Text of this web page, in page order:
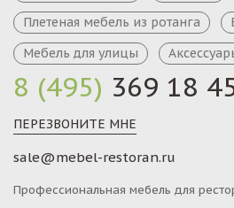
8 (495) 369 18
ПЕРЕЗВОНИТЕ МНЕ
sale@mebel-restoran.ru
Профессиональная мебель для
Плетеная мебель из ротанга
Мебель для улицы